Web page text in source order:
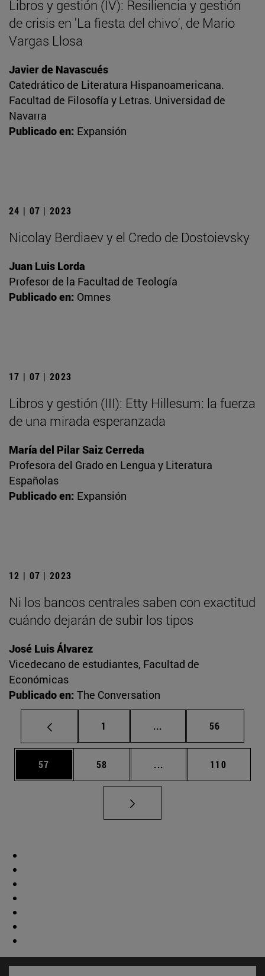
Libros y gestión (IV): Resiliencia y gestión
de crisis en 'La fiesta del chivo', de Mario
Vargas Llosa
Javier de Navascués
Catedrático de Literatura Hispanoamericana.
Facultad de Filosofía y Letras. Universidad de
Navarra
Publicado en: Expansión
24 | 07 | 2023
Nicolay Berdiaev y el Credo de Dostoievsky
Juan Luis Lorda
Profesor de la Facultad de Teología
Publicado en: Omnes
17 | 07 | 2023
Libros y gestión (III): Etty Hillesum: la fuerza
de una mirada esperanzada
María del Pilar Saiz Cerreda
Profesora del Grado en Lengua y Literatura
Españolas
Publicado en: Expansión
12 | 07 | 2023
Ni los bancos centrales saben con exactitud
cuándo dejarán de subir los tipos
José Luis Álvarez
Vicedecano de estudiantes, Facultad de
Económicas
Publicado en: The Conversation
Página
1 ... Páginas intermedias
Página
56
Página
57 Página
58 ... Páginas intermedias
Página
110